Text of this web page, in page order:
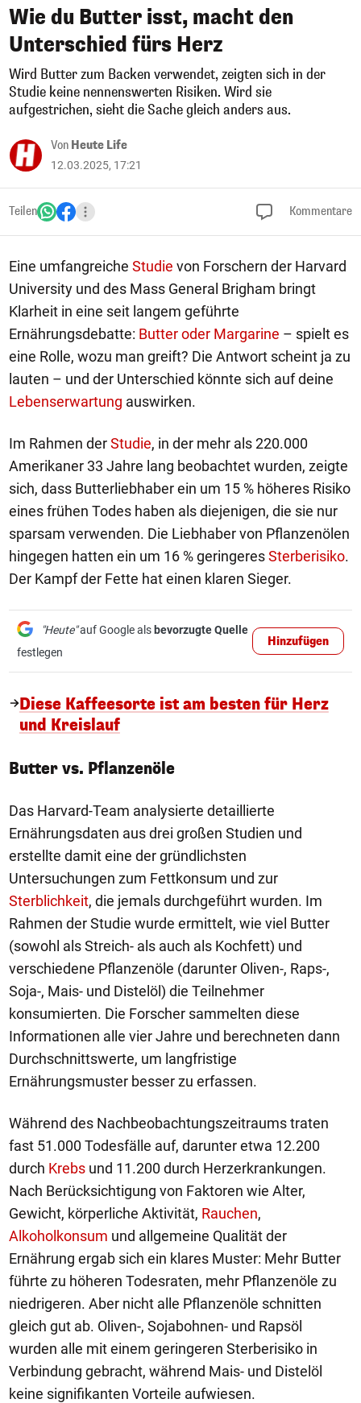
Wie du Butter isst, macht den
Unterschied fürs Herz
Wird Butter zum Backen verwendet, zeigten sich in der
Studie keine nennenswerten Risiken. Wird sie
aufgestrichen, sieht die Sache gleich anders aus.
Von Heute Life
12.03.2025, 17:21
Teilen Kommentare
Eine umfangreiche Studie von Forschern der Harvard
University und des Mass General Brigham bringt
Klarheit in eine seit langem geführte
Ernährungsdebatte: Butter oder Margarine – spielt es
eine Rolle, wozu man greift? Die Antwort scheint ja zu
lauten – und der Unterschied könnte sich auf deine
Lebenserwartung auswirken.
Im Rahmen derStudie, in der mehr als 220.000
Amerikaner 33 Jahre lang beobachtet wurden, zeigte
sich, dass Butterliebhaber ein um 15 % höheres Risiko
eines frühen Todes haben als diejenigen, die sie nur
sparsam verwenden. Die Liebhaber von Pflanzenölen
hingegen hatten ein um 16 % geringeresSterberisiko.
Der Kampf der Fette hat einen klaren Sieger.
"Heute"auf Google als bevorzugte Quelle
festlegen
Hinzufügen
Diese Kaffeesorte ist am besten für Herz
und Kreislauf
Butter vs. Pflanzenöle
Das Harvard-Team analysierte detaillierte
Ernährungsdaten aus drei großen Studien und
erstellte damit eine der gründlichsten
Untersuchungen zum Fettkonsum und zur
Sterblichkeit, die jemals durchgeführt wurden. Im
Rahmen der Studie wurde ermittelt, wie viel Butter
(sowohl als Streich- als auch als Kochfett) und
verschiedene Pflanzenöle (darunter Oliven-, Raps-,
Soja-, Mais- und Distelöl) die Teilnehmer
konsumierten. Die Forscher sammelten diese
Informationen alle vier Jahre und berechneten dann
Durchschnittswerte, um langfristige
Ernährungsmuster besser zu erfassen.
Während des Nachbeobachtungszeitraums traten
fast 51.000 Todesfälle auf, darunter etwa 12.200
durch Krebs und 11.200 durch Herzerkrankungen.
Nach Berücksichtigung von Faktoren wie Alter,
Gewicht, körperliche Aktivität, Rauchen,
Alkoholkonsum und allgemeine Qualität der
Ernährung ergab sich ein klares Muster: Mehr Butter
führte zu höheren Todesraten, mehr Pflanzenöle zu
niedrigeren. Aber nicht alle Pflanzenöle schnitten
gleich gut ab. Oliven-, Sojabohnen- und Rapsöl
wurden alle mit einem geringeren Sterberisiko in
Verbindung gebracht, während Mais- und Distelöl
keine signifikanten Vorteile aufwiesen.